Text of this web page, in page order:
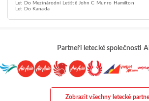
Let Do Mezinárodní Letiště John C Munro Hamilton
Let Do Kanada
Partneři letecké společnosti
Zobrazit všechny letecké